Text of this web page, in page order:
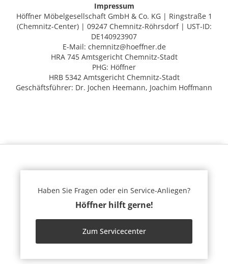
Impressum
Höffner Möbelgesellschaft GmbH & Co. KG | Ringstraße 1
(Chemnitz-Center) | 09247 Chemnitz-Röhrsdorf | UST-ID:
DE140923907
E-Mail: chemnitz@hoeffner.de
HRA 745 Amtsgericht Chemnitz-Stadt
PHG: Höffner
HRB 5342 Amtsgericht Chemnitz-Stadt
Geschäftsführer: Dr. Jochen Heemann, Joachim Hoffmann
Haben Sie Fragen oder ein Service-Anliegen?
Höffner hilft gerne!
Zum Servicecenter